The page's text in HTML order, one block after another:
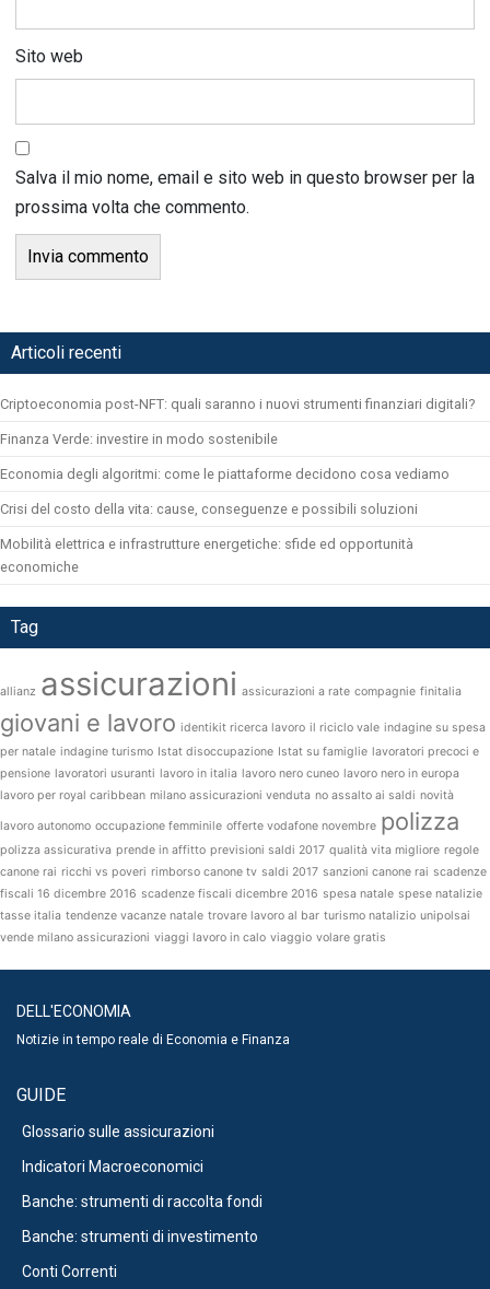
Sito web
Salva il mio nome, email e sito web in questo browser per la
prossima volta che commento.
Articoli recenti
Criptoeconomia post-NFT: quali saranno i nuovi strumenti finanziari digitali?
Finanza Verde: investire in modo sostenibile
Economia degli algoritmi: come le piattaforme decidono cosa vediamo
Crisi del costo della vita: cause, conseguenze e possibili soluzioni
Mobilità elettrica e infrastrutture energetiche: sfide ed opportunità
economiche
Tag
allianz assicurazioni assicurazioni a rate compagnie finitalia
giovani e lavoro identikit ricerca lavoro il riciclo vale indagine su spesa
per natale indagine turismo Istat disoccupazione Istat su famiglie lavoratori precoci e
pensione lavoratori usuranti lavoro in italia lavoro nero cuneo lavoro nero in europa
lavoro per royal caribbean milano assicurazioni venduta no assalto ai saldi novità
lavoro autonomo occupazione femminile offerte vodafone novembre polizza
polizza assicurativa prende in affitto previsioni saldi 2017 qualità vita migliore regole
canone rai ricchi vs poveri rimborso canone tv saldi 2017 sanzioni canone rai scadenze
fiscali 16 dicembre 2016 scadenze fiscali dicembre 2016 spesa natale spese natalizie
tasse italia tendenze vacanze natale trovare lavoro al bar turismo natalizio unipolsai
vende milano assicurazioni viaggi lavoro in calo viaggio volare gratis
DELL'ECONOMIA
Notizie in tempo reale di Economia e Finanza
GUIDE
Glossario sulle assicurazioni
Indicatori Macroeconomici
Banche: strumenti di raccolta fondi
Banche: strumenti di investimento
Conti Correnti